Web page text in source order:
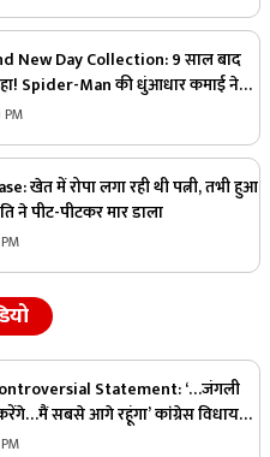
New Day Collection: 9 साल बाद
Spider-Man की धुंआधार कमाई ने
जानें किस मामले में आगे निकली ये फिल्म
खेत में रोपा लगा रही थी पत्नी, तभी हुआ
ने पीट-पीटकर मार डाला
Statement: ‘…जंगली
सबसे आगे रहूंगा’ कांग्रेस विधायक
वायरल हो रहा वीडियो